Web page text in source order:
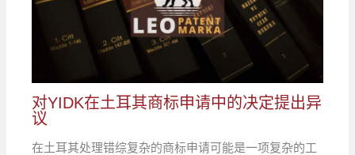
对YIDK在土耳其商标申请中的决定提出异
议
在土耳其处理错综复杂的商标申请可能是一项复杂的工